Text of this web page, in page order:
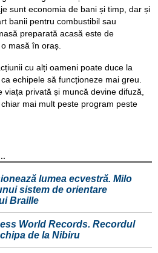
sunt economia de bani și timp, dar și
banii pentru combustibil sau
preparată acasă este de
masă în oraș.
cu alți oameni poate duce la
echipele să funcționeze mai greu.
privată și muncă devine difuză,
mai mult peste program peste
lumea ecvestră. Milo
sistem de orientare
Braille
World Records. Recordul
de la Nibiru